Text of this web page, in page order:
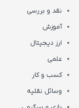
نقد و بررسی
آموزش
ارز دیجیتال
علمی
کسب و کار
وسائل نقلیه